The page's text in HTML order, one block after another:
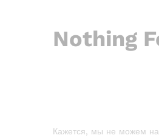
Nothing
Кажется, мы не можем